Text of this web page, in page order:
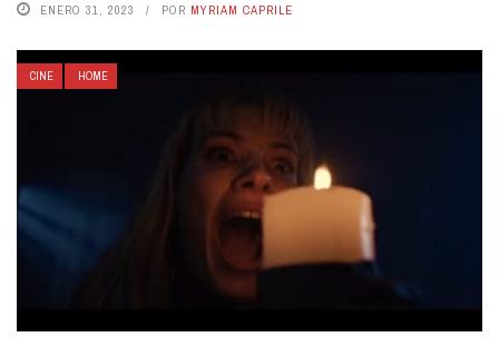
ENERO 31, 2023 POR MYRIAM CAPRILE
CINE HOME